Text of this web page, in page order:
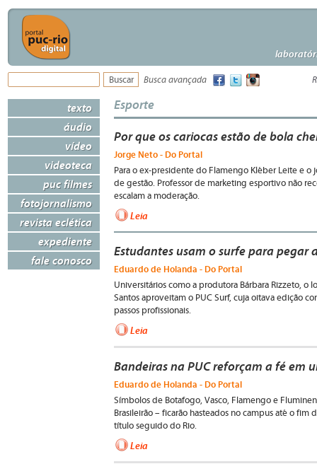
Busca avançada
texto
áudio
vídeo
videoteca
puc filmes
fotojornalismo
revista eclética
expediente
fale conosco
Esporte
Por que os cariocas estão de bola
Jorge Neto - Do Portal
Para o ex-presidente do Flamengo Kléber Leite e o
de gestão. Professor de marketing esportivo não
escalam a moderação.
Leia
Estudantes usam o surfe para pegar
Eduardo de Holanda - Do Portal
Universitários como a produtora Bárbara Rizzeto, o
Santos aproveitam o PUC Surf, cuja oitava edição
passos profissionais.
Leia
Bandeiras na PUC reforçam a fé em
Eduardo de Holanda - Do Portal
Símbolos de Botafogo, Vasco, Flamengo e
Brasileirão – ficarão hasteados no campus até o
título seguido do Rio.
Leia